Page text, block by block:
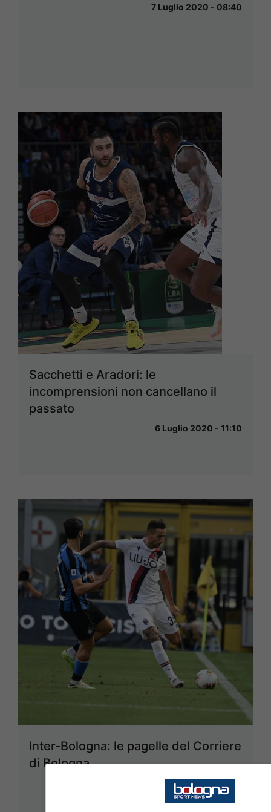
7 Luglio 2020 - 08:40
Sacchetti e Aradori: le
incomprensioni non cancellano il
passato
6 Luglio 2020 - 11:10
Inter-Bologna: le pagelle del Corriere
di Bologna
6 Luglio 2020 - 09:35